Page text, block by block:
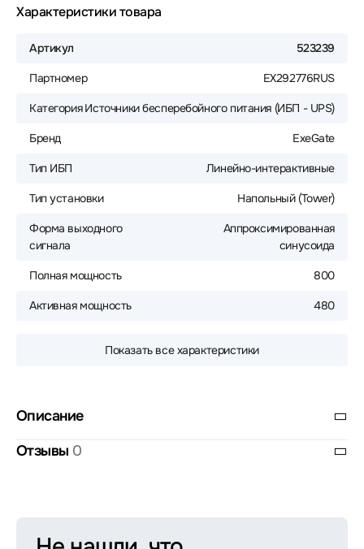
Характеристики товара
Артикул 523239
Партномер EX292776RUS
Категория Источники бесперебойного питания (ИБП - UPS)
Бренд ExeGate
Тип ИБП Линейно-интерактивные
Тип установки Напольный (Tower)
Форма выходного
сигнала
Аппроксимированная
синусоида
Полная мощность 800
Активная мощность 480
Показать все характеристики
Описание
Отзывы 0